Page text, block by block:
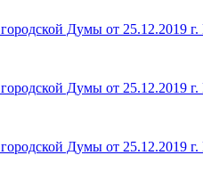
Думы от 25.12.2019
Думы от 25.12.2019
Думы от 25.12.2019